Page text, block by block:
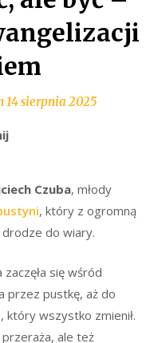
14 sierpnia 2025
Czuba, młody
, który z ogromną
do wiary.
się wśród
przez pustkę, aż do
który wszystko zmienił.
ale też